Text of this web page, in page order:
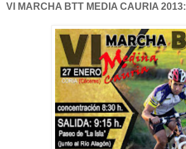
VI MARCHA BTT MEDIA CAURIA 2013: